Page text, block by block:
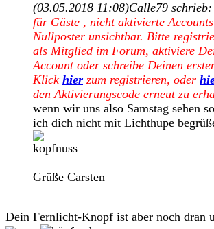
(03.05.2018 11:08)Calle79 schrieb:
für Gäste , nicht aktivierte
Nullposter unsichtbar. Bitte
als Mitglied im Forum, aktiviere
Account oder schreibe Deinen
Klick hier zum registrieren, oder
den Aktivierungscode erneut zu
wenn wir uns also Samstag sehen
ich dich nicht mit Lichthupe
Grüße Carsten
Dein Fernlicht-Knopf ist aber noch dran